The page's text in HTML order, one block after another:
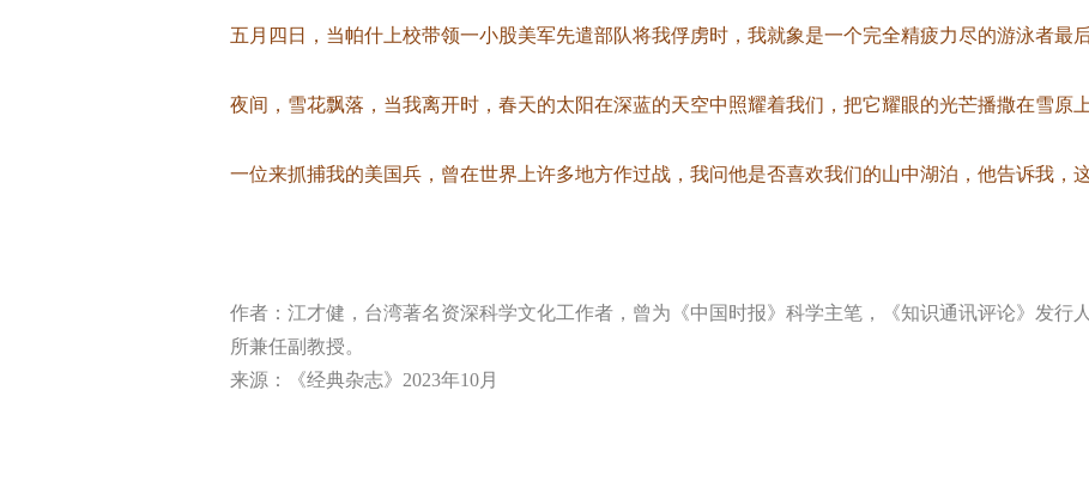
五月四日，当帕什上校带领一小股美军先遣部队将我俘虏时，我就象是一个完全精疲力尽的游泳者最
夜间，雪花飘落，当我离开时，春天的太阳在深蓝的天空中照耀着我们，把它耀眼的光芒播撒在雪原上
一位来抓捕我的美国兵，曾在世界上许多地方作过战，我问他是否喜欢我们的山中湖泊，他告诉我，
作者：江才健，台湾著名资深科学文化工作者，曾为《中国时报》科学主笔，《知识通讯评论》发行
所兼任副教授。
来源：《经典杂志》2023年10月